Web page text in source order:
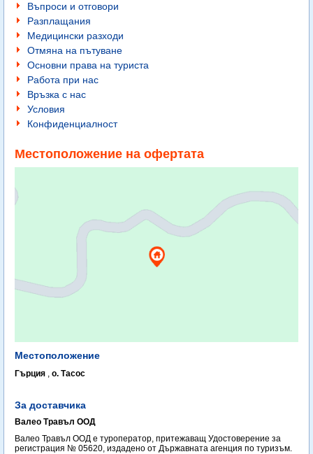
Въпроси и отговори
Разплащания
Медицински разходи
Отмяна на пътуване
Основни права на туриста
Работа при нас
Връзка с нас
Условия
Конфиденциалност
Местоположение на офертата
Местоположение
Гърция , о. Тасос
За доставчика
Валео Травъл ООД
Валео Травъл ООД е туроператор, притежаващ Удостоверение за
регистрация № 05620, издадено от Държавната агенция по туризъм.